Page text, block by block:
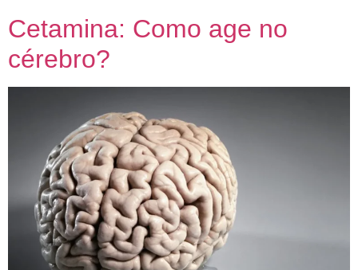
Cetamina: Como age no
cérebro?